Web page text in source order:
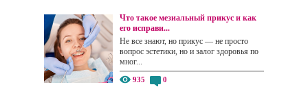
Что такое мезиальный прикус и как
его исправи...
Не все знают, но прикус — не просто
вопрос эстетики, но и залог здоровья по
мног...
935 0